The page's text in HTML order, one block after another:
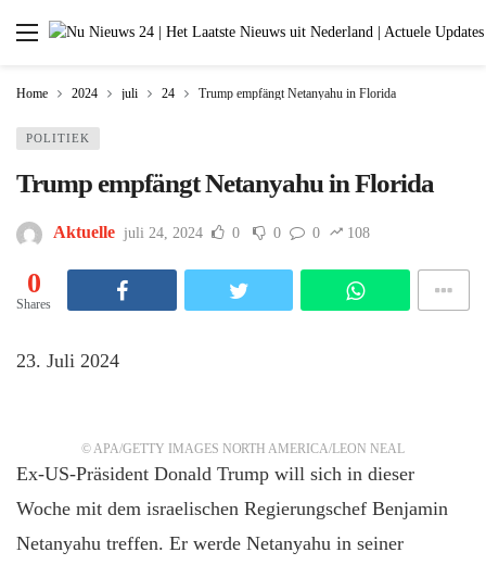
Home 2024 juli 24 Trump empfängt Netanyahu in Florida
POLITIEK
Trump empfängt Netanyahu in Florida
Aktuelle juli 24, 2024 0 0 0 108
0
Shares
23. Juli 2024
© APA/GETTY IMAGES NORTH AMERICA/LEON NEAL
Ex-US-Präsident Donald Trump will sich in dieser
Woche mit dem israelischen Regierungschef Benjamin
Netanyahu treffen. Er werde Netanyahu in seiner